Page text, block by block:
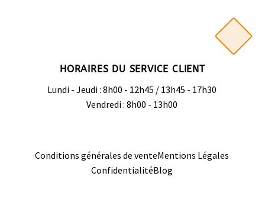
HORAIRES DU SERVICE CLIENT
Lundi - Jeudi : 8h00 - 12h45 / 13h45 - 17h30
Vendredi : 8h00 - 13h00
Conditions générales de venteMentions Légales
ConfidentialitéBlog